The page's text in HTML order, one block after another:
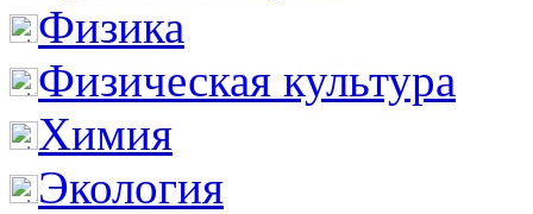
Физика
Физическая культура
Химия
Экология